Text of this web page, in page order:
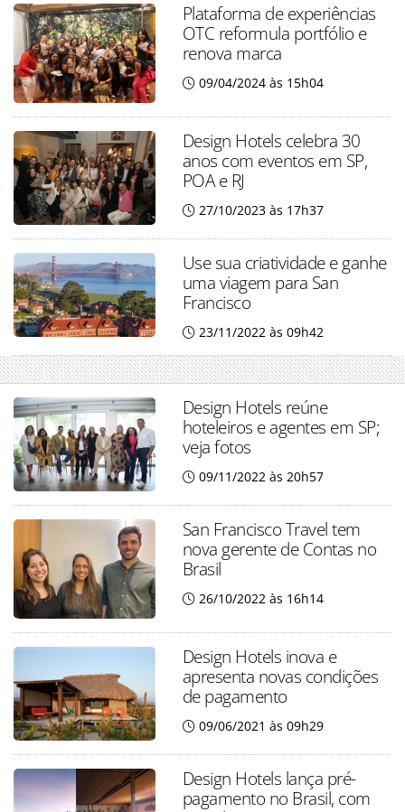
Plataforma de experiências
OTC reformula portfólio e
renova marca
09/04/2024 às 15h04
Design Hotels celebra 30
anos com eventos em SP,
POA e RJ
27/10/2023 às 17h37
Use sua criatividade e ganhe
uma viagem para San
Francisco
23/11/2022 às 09h42
Design Hotels reúne
hoteleiros e agentes em SP;
veja fotos
09/11/2022 às 20h57
San Francisco Travel tem
nova gerente de Contas no
Brasil
26/10/2022 às 16h14
Design Hotels inova e
apresenta novas condições
de pagamento
09/06/2021 às 09h29
Design Hotels lança pré-
pagamento no Brasil, com